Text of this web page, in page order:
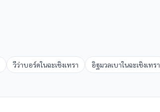
วีว่าบอร์ดในฉะเชิงเทรา อิฐมวลเบาในฉะเชิงเทรา